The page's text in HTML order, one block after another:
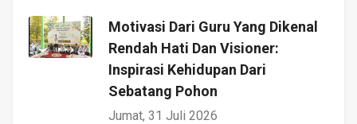
Motivasi Dari Guru Yang Dikenal
Rendah Hati Dan Visioner:
Inspirasi Kehidupan Dari
Sebatang Pohon
Jumat, 31 Juli 2026